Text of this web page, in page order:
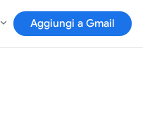
Aggiungi a Gmail